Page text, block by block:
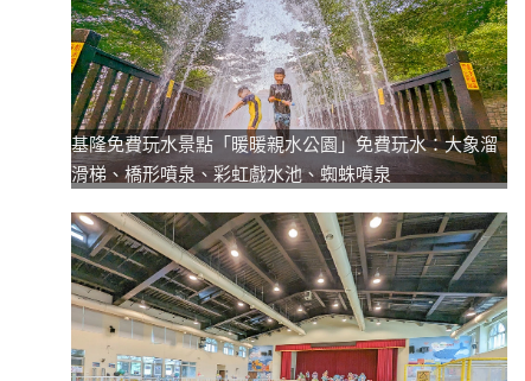
基隆免費玩水景點「暖暖親水公園」免費玩水：大象溜
滑梯、橋形噴泉、彩虹戲水池、蜘蛛噴泉